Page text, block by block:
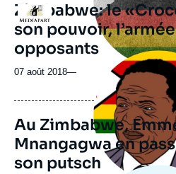
Logo
Zimbabwe: le
son pouvoir,
opposants
07 août 2018—
Image
principale
médiatique
Au Zimbabwe,
Mnangagwa en
son putsch